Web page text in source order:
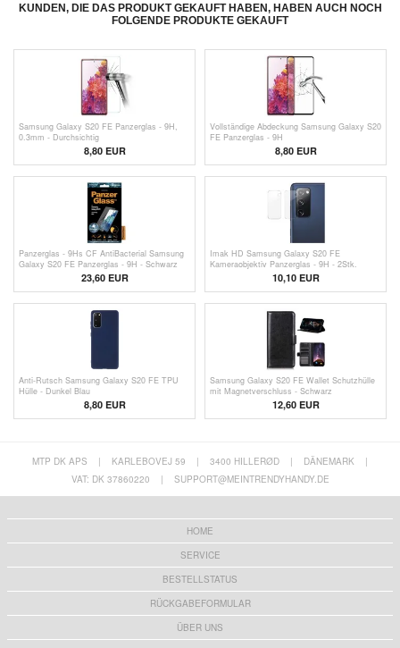
KUNDEN, DIE DAS PRODUKT GEKAUFT HABEN, HABEN AUCH NOCH
FOLGENDE PRODUKTE GEKAUFT
Samsung Galaxy S20 FE Panzerglas - 9H,
0.3mm - Durchsichtig
8,80 EUR
Vollständige Abdeckung Samsung Galaxy S20
FE Panzerglas - 9H
8,80 EUR
Panzerglas - 9Hs CF AntiBacterial Samsung
Galaxy S20 FE Panzerglas - 9H - Schwarz
23,60 EUR
Imak HD Samsung Galaxy S20 FE
Kameraobjektiv Panzerglas - 9H - 2Stk.
10,10 EUR
Anti-Rutsch Samsung Galaxy S20 FE TPU
Hülle - Dunkel Blau
8,80 EUR
Samsung Galaxy S20 FE Wallet Schutzhülle
mit Magnetverschluss - Schwarz
12,60 EUR
MTP DK APS | KARLEBOVEJ 59 | 3400 HILLERØD | DÄNEMARK
|
VAT: DK 37860220
| SUPPORT@MEINTRENDYHANDY.DE
HOME
SERVICE
BESTELLSTATUS
RÜCKGABEFORMULAR
ÜBER UNS